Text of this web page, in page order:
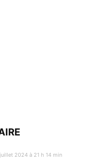
2024 à 21 h 14 min